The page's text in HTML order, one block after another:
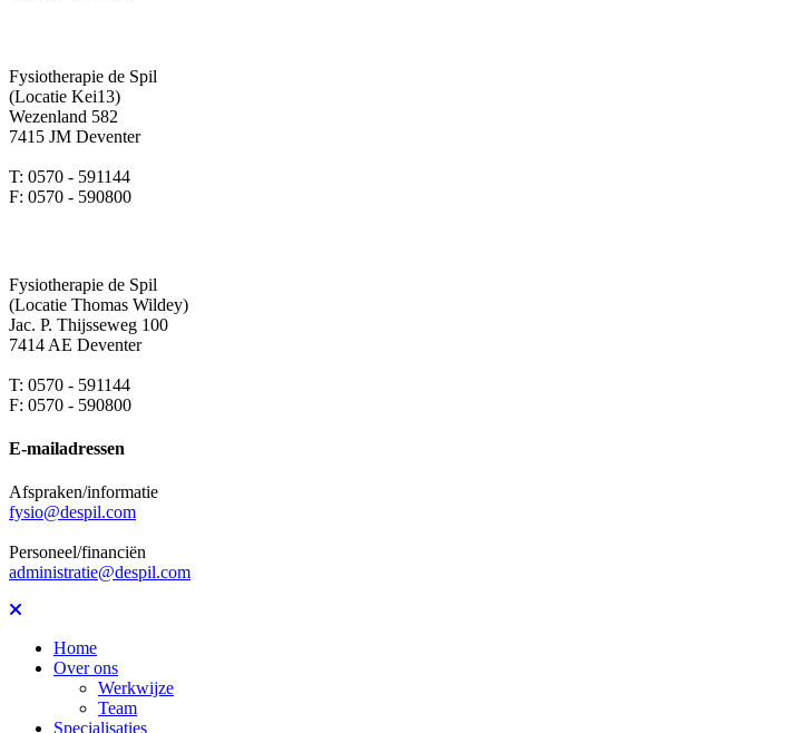
Fysiotherapie de Spil
(Locatie Kei13)
Wezenland 582
7415 JM Deventer
T: 0570 - 591144
F: 0570 - 590800
Fysiotherapie de Spil
(Locatie Thomas Wildey)
Jac. P. Thijsseweg 100
7414 AE Deventer
T: 0570 - 591144
F: 0570 - 590800
E-mailadressen
Afspraken/informatie
fysio@despil.com
Personeel/financiën
administratie@despil.com
Home
Over ons
Werkwijze
Team
Specialisaties